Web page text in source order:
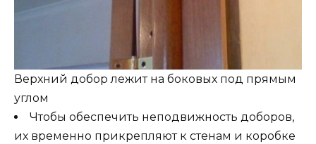
Верхний добор лежит на боковых под прямым
углом
Чтобы обеспечить неподвижность доборов,
их временно прикрепляют к стенам и коробке